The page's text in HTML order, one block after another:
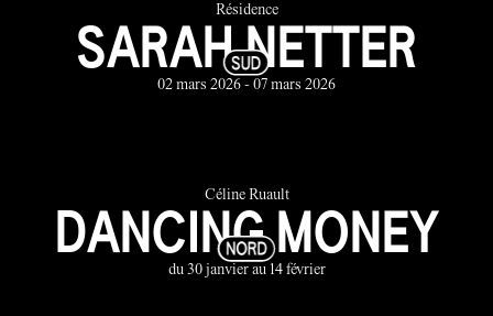
Résidence
SARAH NETTER
02 mars 2026 - 07 mars 2026
Céline Ruault
DANCING MONEY
du 30 janvier au 14 février